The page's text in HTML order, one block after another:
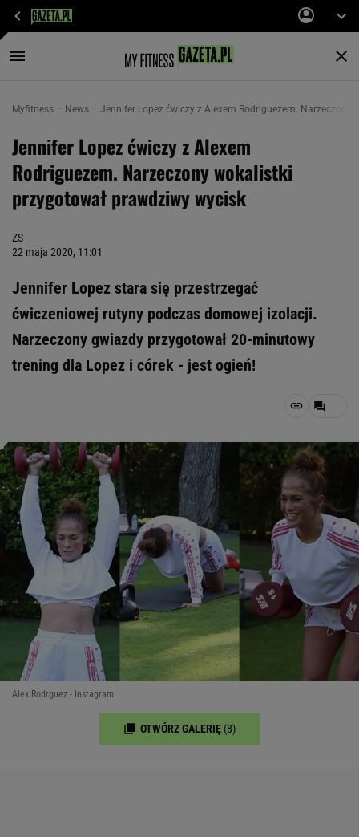
Myfitness News Jennifer Lopez ćwiczy z Alexem Rodriguezem.
Jennifer Lopez ćwiczy z Alexem
Rodriguezem. Narzeczony wokalistki
przygotował prawdziwy wycisk
ZS
22 maja 2020, 11:01
Jennifer Lopez stara się przestrzegać
ćwiczeniowej rutyny podczas domowej izolacji.
Narzeczony gwiazdy przygotował 20-minutowy
trening dla Lopez i córek - jest ogień!
Alex Rodrguez - Instagram
OTWÓRZ GALERIĘ (8)